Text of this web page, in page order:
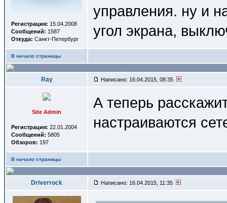
Регистрация: 15.04.2008
Сообщений: 1587
Откуда: Санкт-Петербург
управления. ну и
угол экрана,
В начало страницы
Ray Написано: 16.04.2015, 08:35
Site Admin
Регистрация: 22.01.2004
Сообщений: 5805
Обзоров: 197
А теперь
настраиваются
В начало страницы
Driverrock Написано: 16.04.2015, 11:35